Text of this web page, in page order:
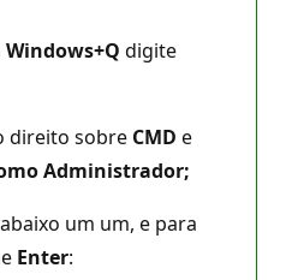
Windows+Q digite
direito sobre CMD e
Administrador;
um um, e para
Enter: